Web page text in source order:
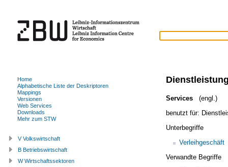
Services
(engl.)
benutzt für:
Unterbegriffe
Verleihgeschäft
Verwandte Begriffe
Home
Alphabetische Liste der Deskriptoren
Mappings
Versionen
Web Services
Downloads
Mehr zum STW
V Volkswirtschaft
B Betriebswirtschaft
W Wirtschaftssektoren